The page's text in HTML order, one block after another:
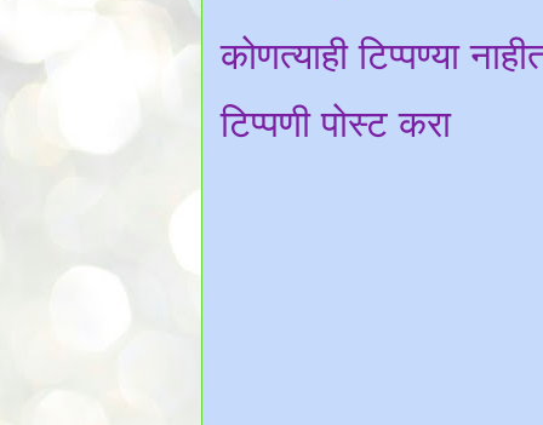
कोणत्याही टिप्पण्‍या
टिप्पणी पोस्ट करा